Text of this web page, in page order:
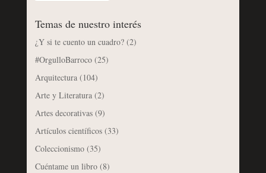
Temas de nuestro interés
¿Y si te cuento un cuadro?(2)
#OrgulloBarroco(25)
Arquitectura(104)
Arte y Literatura(2)
Artes decorativas(9)
Artículos científicos(33)
Coleccionismo(35)
Cuéntame un libro(8)